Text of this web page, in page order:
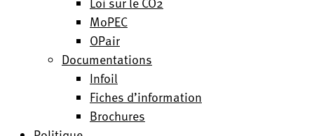
MoPEC
OPair
Documentations
Infoil
Fiches d’information
Brochures